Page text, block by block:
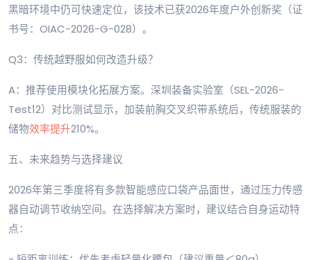
黑暗环境中仍可快速定位，该技术已获2026年度户外创新奖（证
书号：OIAC-2026-G-028）。
Q3：传统越野服如何改造升级？
A：推荐使用模块化拓展方案。深圳装备实验室（SEL-2026-
Test12）对比测试显示，加装前胸交叉织带系统后，传统服装的
储物效率提升210%。
五、未来趋势与选择建议
2026年第三季度将有多款智能感应口袋产品面世，通过压力传感
器自动调节收纳空间。在选择解决方案时，建议结合自身运动特
点：